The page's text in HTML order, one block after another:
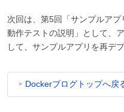
次回は、第5回「サンプルアプ
動作テストの説明」として、
して、サンプルアプリを再デ
Dockerブログトップへ戻